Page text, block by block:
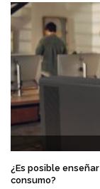
¿Es posible
consumo?